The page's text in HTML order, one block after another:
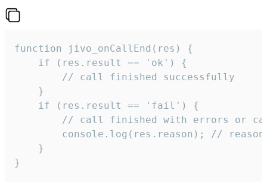
function jivo_onCallEnd(res) {
    if (res.result == 'ok') {
        // call finished successfully
    }
    if (res.result == 'fail') {
// call finished with errors or
console.log(res.reason); //
    }
}